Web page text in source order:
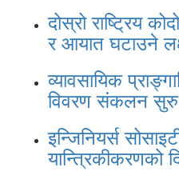
दोस्रो राष्ट्रिय
र आयात घटाउने
व्यावसायिक
विवरण संकलन सुरु
इन्जिनियर्स
यान्त्रिकीकरणको